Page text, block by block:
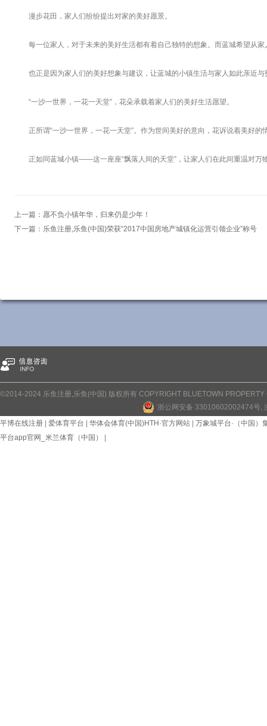
漫步花田，家人们纷纷提出对家的美好愿景。
每一位家人，对于未来的美好生活都有着自己独特的想象。而蓝城希望从
也正是因为家人们的美好想象与建议，让蓝城的小镇生活与家人如此亲近与
“一沙一世界，一花一天堂”，花朵承载着家人们的美好生活愿望。
正所谓“一沙一世界，一花一天堂”。作为世间美好的意向，花诉说着美好的
正如同蓝城小镇——这一座座“飘落人间的天堂”，让家人们在此间重温对
上一篇： 愿不负小镇年华，归来仍是少年！
下一篇： 乐鱼注册,乐鱼(中国)荣获“2017中国房地产城镇化运营引领企业”称号
©2014-2024 乐鱼注册,乐鱼(中国) 版权所有 COPYRIGHT BLUETOWN
浙公网安备 33010602002474号,
平博在线注册
爱体育平台 华体会体育(中国)HTH·官方网站
万象城平台·（中国）
平台app官网_米兰体育（中国）